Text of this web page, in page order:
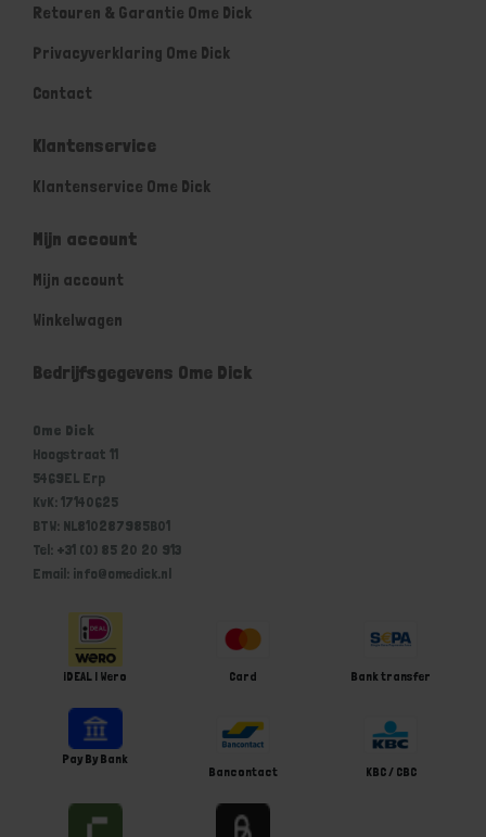
Retouren & Garantie Ome Dick
Privacyverklaring Ome Dick
Contact
Klantenservice
Klantenservice Ome Dick
Mijn account
Mijn account
Winkelwagen
Bedrijfsgegevens Ome Dick
Ome Dick
Hoogstraat 11
5469EL Erp
KvK: 17140625
BTW: NL810287985B01
Tel: +31 (0) 85 20 20 913
Email: info@omedick.nl
iDEAL | Wero Card Bank transfer
Pay By Bank
Bancontact
KBC / CBC